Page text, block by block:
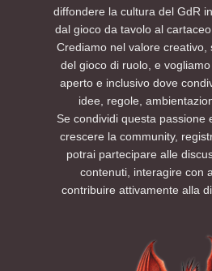
diffondere la cultura del GdR
dal gioco da tavolo al
Crediamo nel valore creativo,
del gioco di ruolo, e
aperto e inclusivo dove
idee, regole,
Se condividi questa passione
crescere la community,
potrai partecipare alle
contenuti, interagire con
contribuire attivamente alla